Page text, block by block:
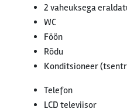
2 vaheuksega
WC
Föön
Rõdu
Konditsioneer
Telefon
LCD televiisor